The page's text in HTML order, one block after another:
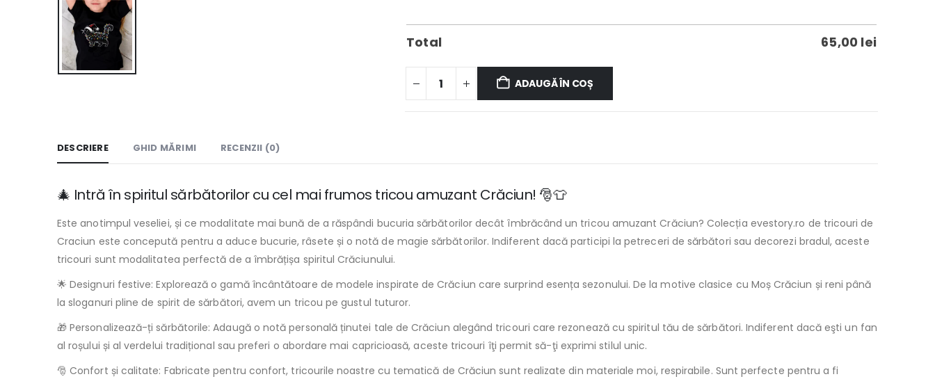
Total 65,00 lei
ADAUGĂ ÎN COȘ
DESCRIERE GHID MĂRIMI RECENZII (0)
🎄 Intră în spiritul sărbătorilor cu cel mai frumos tricou amuzant Crăciun! 🎅👕
Este anotimpul veseliei, și ce modalitate mai bună de a răspândi bucuria sărbătorilor decât îmbrăcând un tricou amuzant Crăciun? Colecția evestory.ro de tricouri de
Craciun este concepută pentru a aduce bucurie, râsete și o notă de magie sărbătorilor. Indiferent dacă participi la petreceri de sărbători sau decorezi bradul, aceste
tricouri sunt modalitatea perfectă de a îmbrățișa spiritul Crăciunului.
🌟 Designuri festive: Explorează o gamă încântătoare de modele inspirate de Crăciun care surprind esența sezonului. De la motive clasice cu Moș Crăciun și reni până
la sloganuri pline de spirit de sărbători, avem un tricou pe gustul tuturor.
🎁 Personalizează-ți sărbătorile: Adaugă o notă personală ținutei tale de Crăciun alegând tricouri care rezonează cu spiritul tău de sărbători. Indiferent dacă eşti un fan
al roșului și al verdelui tradițional sau preferi o abordare mai capricioasă, aceste tricouri îţi permit să-ţi exprimi stilul unic.
🎅 Confort și calitate: Fabricate pentru confort, tricourile noastre cu tematică de Crăciun sunt realizate din materiale moi, respirabile. Sunt perfecte pentru a fi